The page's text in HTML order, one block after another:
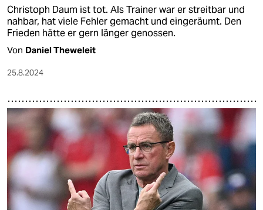
Christoph Daum ist tot. Als Trainer war er streitbar und
nahbar, hat viele Fehler gemacht und eingeräumt. Den
Frieden hätte er gern länger genossen.
Von Daniel Theweleit
25.8.2024